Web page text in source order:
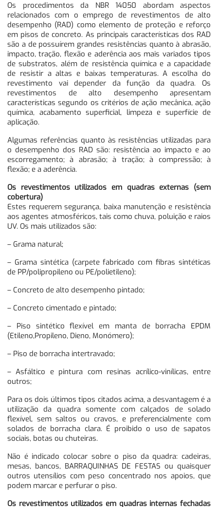
Os procedimentos da NBR 14050 abordam aspectos
relacionados com o emprego de revestimentos de alto
desempenho (RAD) como elemento de proteção e reforço
em pisos de concreto. As principais características dos RAD
são a de possuírem grandes resistências quanto à abrasão,
impacto, tração, flexão e aderência aos mais variados tipos
de substratos, além de resistência química e a capacidade
de resistir a altas e baixas temperaturas. A escolha do
revestimento vai depender da função da quadra. Os
revestimentos de alto desempenho apresentam
características segundo os critérios de ação mecânica, ação
química, acabamento superficial, limpeza e superfície de
aplicação.
Algumas referências quanto às resistências utilizadas para
o desempenho dos RAD são: resistência ao impacto e ao
escorregamento; à abrasão; à tração; à compressão; à
flexão; e a aderência.
Os revestimentos utilizados em quadras externas (sem
cobertura)
Estes requerem segurança, baixa manutenção e resistência
aos agentes atmosféricos, tais como chuva, poluição e raios
UV. Os mais utilizados são:
– Grama natural;
– Grama sintética (carpete fabricado com fibras sintéticas
de PP/polipropileno ou PE/polietileno);
– Concreto de alto desempenho pintado;
– Concreto cimentado e pintado;
– Piso sintético flexível em manta de borracha EPDM
(Etileno,Propileno, Dieno, Monómero);
– Piso de borracha intertravado;
– Asfáltico e pintura com resinas acrílico-vinílicas, entre
outros;
Para os dois últimos tipos citados acima, a desvantagem é a
utilização da quadra somente com calçados de solado
flexível, sem saltos ou cravos, e preferencialmente com
solados de borracha clara. É proibido o uso de sapatos
sociais, botas ou chuteiras.
Não é indicado colocar sobre o piso da quadra: cadeiras,
mesas, bancos, BARRAQUINHAS DE FESTAS ou quaisquer
outros utensílios com peso concentrado nos apoios, que
podem marcar e perfurar o piso.
Os revestimentos utilizados em quadras internas fechadas